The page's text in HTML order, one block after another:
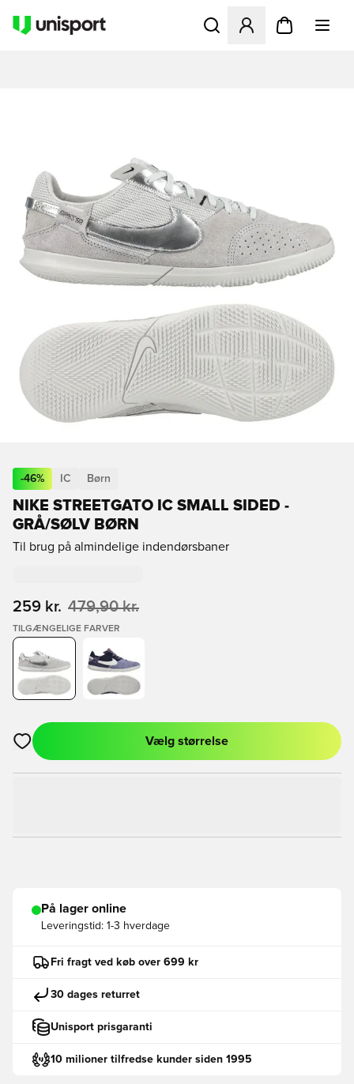
Åbner en Modal til at
-46% IC Børn
NIKE STREETGATO IC SMALL SIDED -
GRÅ/SØLV BØRN
Til brug på almindelige indendørsbaner
259 kr. 479,90 kr.
TILGÆNGELIGE FARVER
Åbner en Modal til at logge ind eller tilmelde dig som medlem
Vælg størrelse
På lager online
Leveringstid: 1-3 hverdage
Fri fragt ved køb over 699 kr
30 dages returret
Unisport prisgaranti
10 milioner tilfredse kunder siden 1995